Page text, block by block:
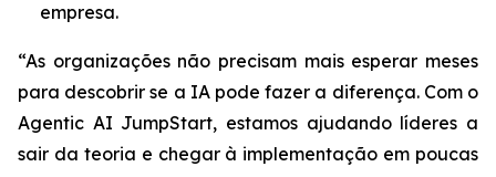
empresa.
“As organizações não precisam mais esperar meses
para descobrir se a IA pode fazer a diferença. Com o
Agentic AI JumpStart, estamos ajudando líderes a
sair da teoria e chegar à implementação em poucas